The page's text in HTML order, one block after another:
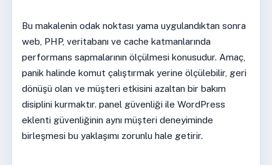
Bu makalenin odak noktası yama uygulandıktan sonra
web, PHP, veritabanı ve cache katmanlarında
performans sapmalarının ölçülmesi konusudur. Amaç,
panik halinde komut çalıştırmak yerine ölçülebilir, geri
dönüşü olan ve müşteri etkisini azaltan bir bakım
disiplini kurmaktır. panel güvenliği ile WordPress
eklenti güvenliğinin aynı müşteri deneyiminde
birleşmesi bu yaklaşımı zorunlu hale getirir.